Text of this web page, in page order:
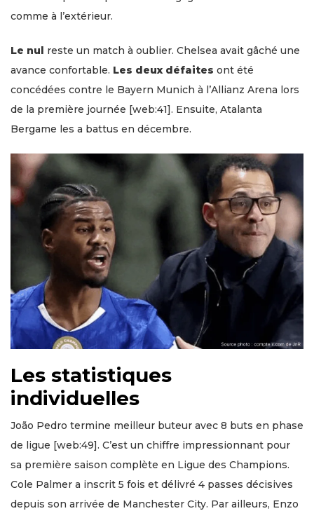
comme à l’extérieur.
Le nul
reste un match à oublier. Chelsea avait gâché une
avance confortable. Les deux défaites ont été
concédées contre le Bayern Munich à l’Allianz Arena lors
de la première journée [web:41]. Ensuite, Atalanta
Bergame les a battus en décembre.
Les statistiques
individuelles
João Pedro termine meilleur buteur avec 8 buts en phase
de ligue [web:49]. C’est un chiffre impressionnant pour
sa première saison complète en Ligue des Champions.
Cole Palmer a inscrit 5 fois et délivré 4 passes décisives
depuis son arrivée de Manchester City. Par ailleurs, Enzo